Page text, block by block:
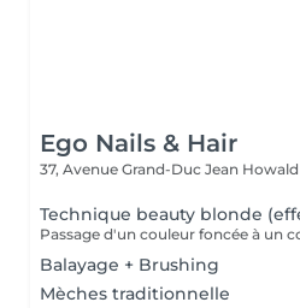
Ego Nails & Hair
37, Avenue Grand-Duc Jean Howald
Technique beauty blonde
Passage d'un couleur foncée à un
Balayage + Brushing
Mèches traditionnelle